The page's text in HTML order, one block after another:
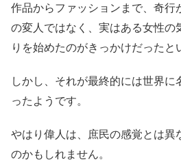
作品からファッションまで、奇行
の変人ではなく、実はある女性の
りを始めたのがきっかけだったと
しかし、それが最終的には世界
ったようです。
やはり偉人は、庶民の感覚とは異
のかもしれません。